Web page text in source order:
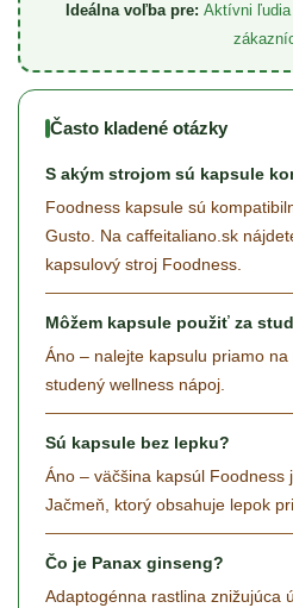
Ideálna voľba pre: Aktívni ľudia
Často kladené otázky
S akým strojom sú kapsule
Foodness kapsule sú
Gusto. Na caffeitaliano.sk
kapsulový stroj Foodness.
Môžem kapsule použiť za
Áno – nalejte kapsulu priamo
studený wellness nápoj.
Sú kapsule bez lepku?
Áno – väčšina kapsúl Foodness
Jačmeň, ktorý obsahuje lepok
Čo je Panax ginseng?
Adaptogénna rastlina znižujúca